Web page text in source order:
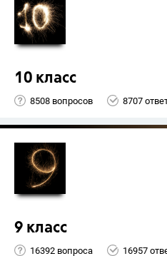
10 класс
8508 вопросов 8707
9 класс
16392 вопроса 16957